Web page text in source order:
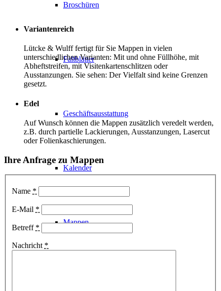
Broschüren
Faltblätter
Geschäftsausstattung
Kalender
Mappen
Variantenreich
Lütcke & Wulff fertigt für Sie Mappen in vielen
unterschiedlichen Varianten: Mit und ohne Füllhöhe, mit
Abheftstreifen, mit Visitenkartenschlitzen oder
Ausstanzungen. Sie sehen: Der Vielfalt sind keine Grenzen
gesetzt.
Edel
Auf Wunsch können die Mappen zusätzlich veredelt werden,
z.B. durch partielle Lackierungen, Ausstanzungen, Lasercut
oder Folienkaschierungen.
Ihre Anfrage zu Mappen
Name *
E-Mail *
Betreff *
Nachricht *